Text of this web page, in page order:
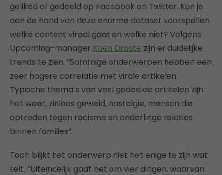
geliked of gedeeld op Facebook en Twitter. Kun je
aan de hand van deze enorme dataset voorspellen
welke content viraal gaat en welke niet? Volgens
Upcoming-manager Koen Droste zijn er duidelijke
trends te zien. “Sommige onderwerpen hebben een
zeer hogere correlatie met virale artikelen.
Typische thema’s van veel gedeelde artikelen zijn
het weer, zinloos geweld, nostalgie, mensen die
optreden tegen racisme en onderlinge relaties
binnen families”.
Toch blijkt het onderwerp niet het enige te zijn wat
telt. “Uiteindelijk gaat het om vier dingen, waarvan